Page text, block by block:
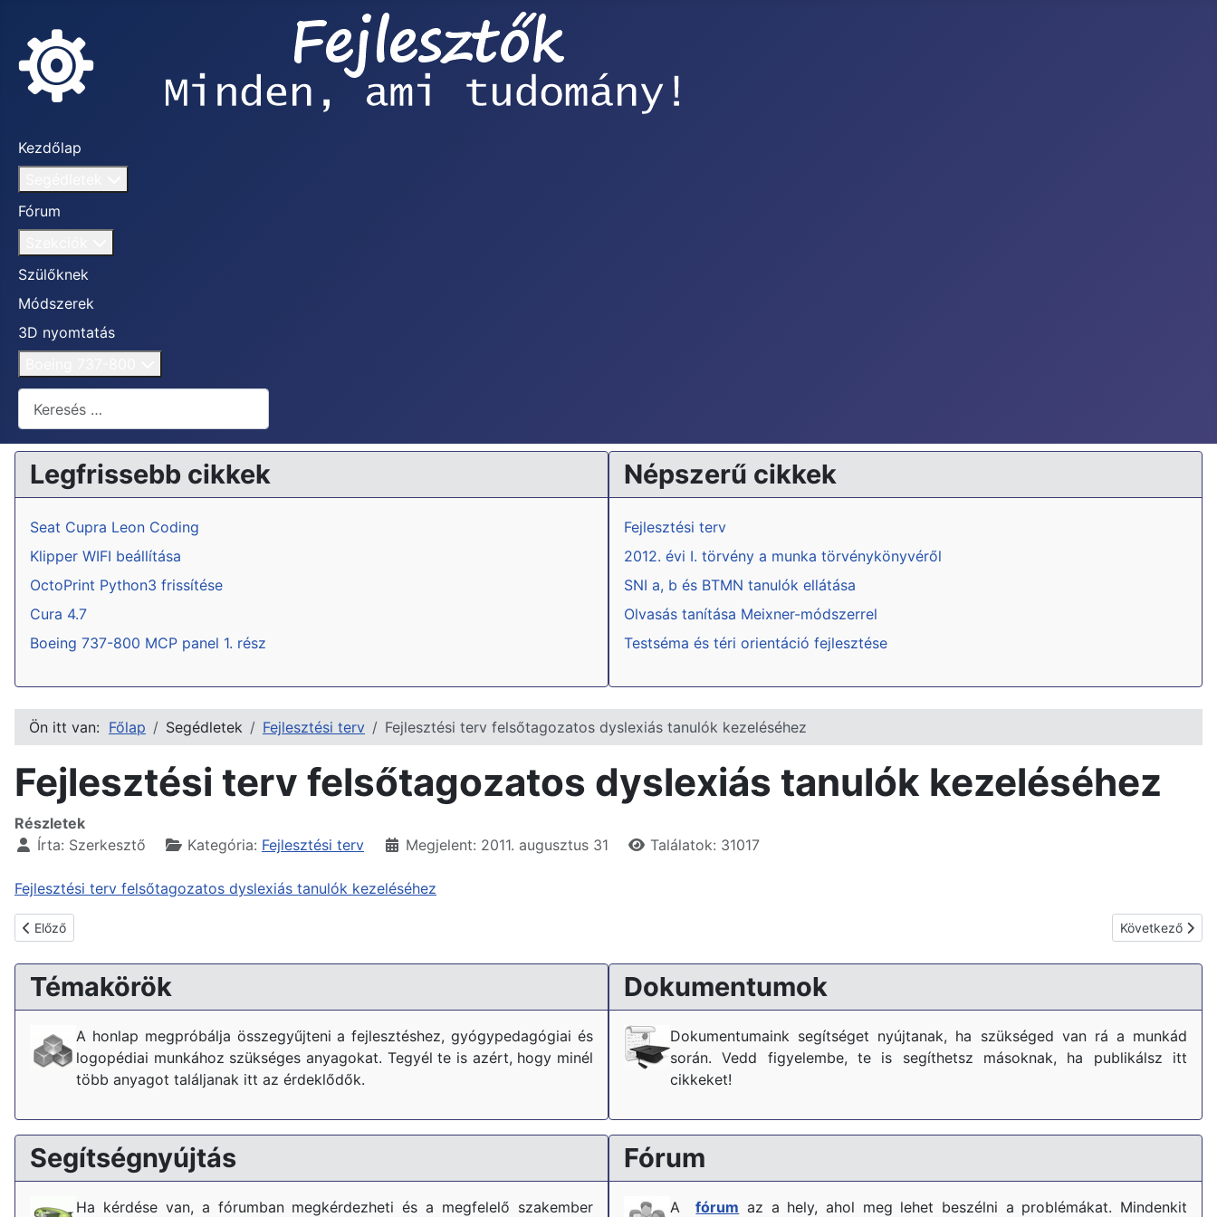
Kezdőlap
Fórum
Szülőknek
Módszerek
3D nyomtatás
Keresés...
Legfrissebb cikkek
Seat Cupra Leon Coding
Klipper WIFI beállítása
OctoPrint Python3 frissítése
Cura 4.7
Boeing 737-800 MCP panel 1. rész
Népszerű cikkek
Fejlesztési terv
2012. évi I. törvény a munka törvénykönyvéről
SNI a, b és BTMN tanulók ellátása
Olvasás tanítása Meixner-módszerrel
Testséma és téri orientáció fejlesztése
Ön itt van: Főlap Segédletek Fejlesztési terv Fejlesztési terv felsőtagozatos dyslexiás tanulók kezeléséhez
Fejlesztési terv felsőtagozatos dyslexiás tanulók kezeléséhez
Részletek
Írta: Szerkesztő Kategória: Fejlesztési terv Megjelent: 2011. augusztus 31 Találatok: 31017
Fejlesztési terv felsőtagozatos dyslexiás tanulók kezeléséhez
Előző cikk: Informatika fejlesztési terv
Előző Következő
Következő
Témakörök
A honlap megpróbálja összegyűjteni a fejlesztéshez, gyógypedagógiai és
logopédiai munkához szükséges anyagokat. Tegyél te is azért, hogy minél
több anyagot találjanak itt az érdeklődők.
Dokumentumok
Dokumentumaink segítséget nyújtanak, ha szükséged van rá a munkád
során. Vedd figyelembe, te is segíthetsz másoknak, ha publikálsz itt
cikkeket!
Segítségnyújtás
Ha kérdése van, a fórumban megkérdezheti és a megfelelő szakember
Fórum
Afórum az a hely, ahol meg lehet beszélni a problémákat. Mindenkit